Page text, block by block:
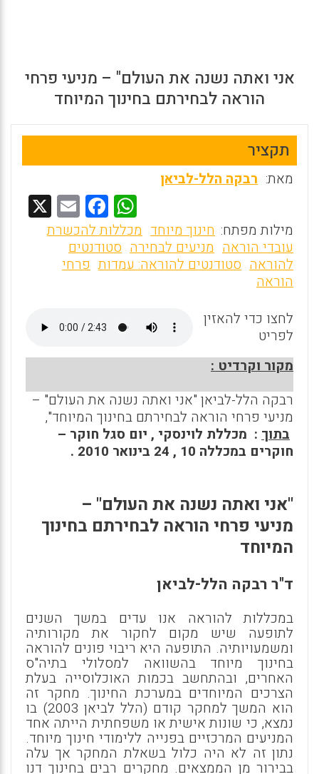
אני ואתה נשנה את העולם" – מניעי פרחי
הוראה לבחירתם בחינוך המיוחד
תקציר
מאת: רבקה הלל-לביאן
W
h
at
s
p
F
a
ce
b
o
k
E
m מילות מפתח: חינוך מיוחד מכללות להכשרת
עובדי הוראה מניעים לבחירה סטודנטים
להוראה סטודנטים להוראה: עמדות פרחי
הוראה
לחצו כדי להאזין
לפריט
מקור וקרדיט:
רבקה הלל-לביאן "אני ואתה נשנה את העולם" –
מניעי פרחי הוראה לבחירתם בחינוך המיוחד",
בתוך : מכללת לוינסקי , יום סגל חוקר –
חוקרים במכללה 10 , 24 בינואר 2010 .
"אני ואתה נשנה את העולם" –
מניעי פרחי הוראה לבחירתם בחינוך
המיוחד
ד"ר רבקה הלל-לביאן
במכללות להוראה אנו עדים במשך השנים
לתופעה שיש מקום לחקור את מקורותיה
ומשמעויותיה. התופעה היא ריבוי פונים להוראה
בחינוך מיוחד בהשוואה למסלולי בתיה"ס
האחרים, ובהתחשב בכמות האוכלוסייה בעלת
הצרכים המיוחדים במערכת החינוך. מחקר זה
הוא המשך למחקר קודם (הלל לביאן 2003) בו
נמצא, כי שונות אישית או משפחתית הייתה אחד
המניעים המרכזיים בפנייה ללימודי חינוך מיוחד.
נתון זה לא היה כלול בשאלת המחקר אך עלה
בבירור מן הממצאים. מחקרים רבים בחינוך דנו